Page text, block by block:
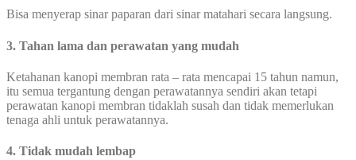
Bisa menyerap sinar paparan dari sinar matahari secara langsung.
3. Tahan lama dan perawatan yang mudah
Ketahanan kanopi membran rata – rata mencapai 15 tahun namun,
itu semua tergantung dengan perawatannya sendiri akan tetapi
perawatan kanopi membran tidaklah susah dan tidak memerlukan
tenaga ahli untuk perawatannya.
4. Tidak mudah lembap